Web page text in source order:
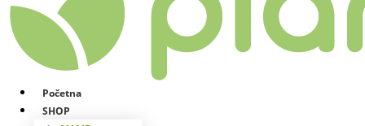
Početna
SHOP